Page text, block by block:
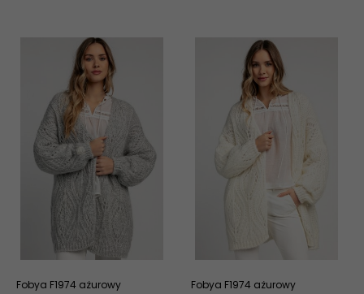
Fobya F1974 ażurowy
Fobya F1974 ażurowy